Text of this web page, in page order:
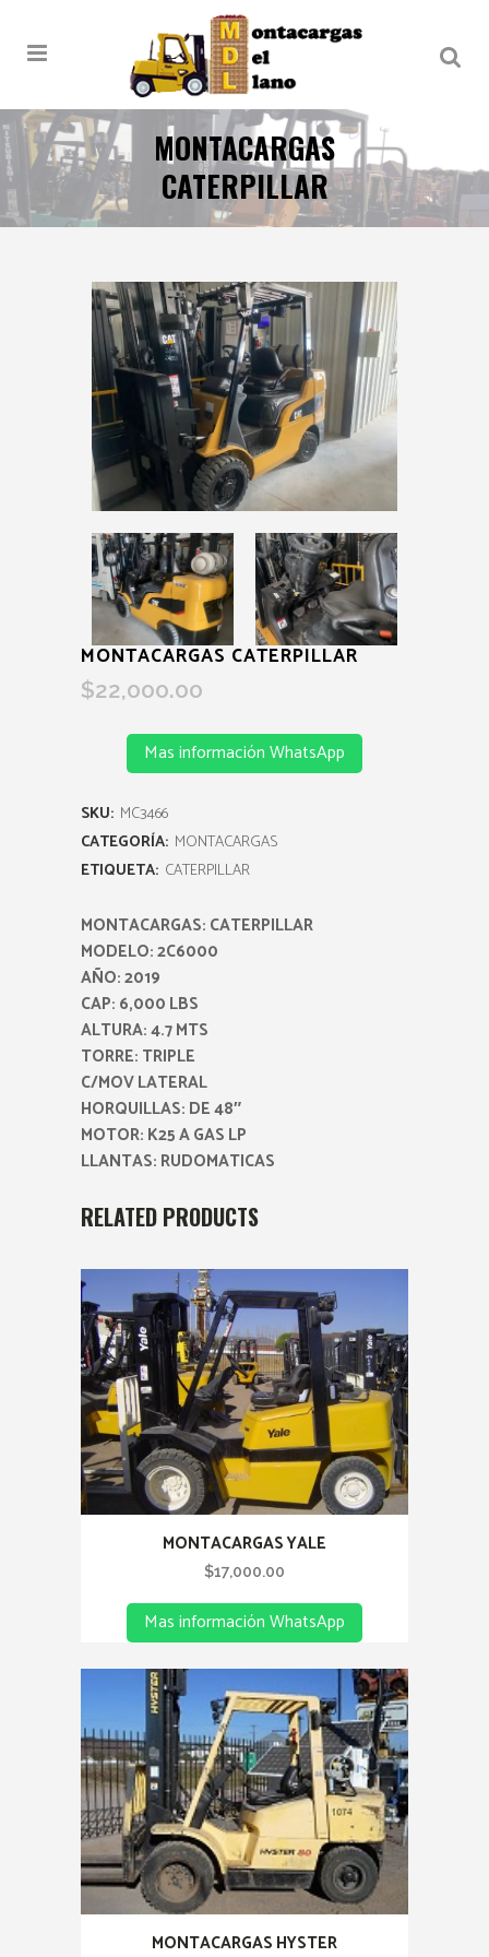
MONTACARGAS
CATERPILLAR
MONTACARGAS CATERPILLAR
$22,000.00
Mas información WhatsApp
SKU: MC3466
CATEGORÍA: MONTACARGAS
ETIQUETA: CATERPILLAR
MONTACARGAS: CATERPILLAR
MODELO: 2C6000
AÑO: 2019
CAP: 6,000 LBS
ALTURA: 4.7 MTS
TORRE: TRIPLE
C/MOV LATERAL
HORQUILLAS: DE 48″
MOTOR: K25 A GAS LP
LLANTAS: RUDOMATICAS
RELATED PRODUCTS
MONTACARGAS YALE
$17,000.00
Mas información WhatsApp
MONTACARGAS HYSTER